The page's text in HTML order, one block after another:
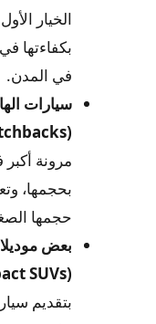
الخيار
بكفاءتها
في المدن.
سيارات
(Subcompact Hatchbacks):
مرونة
بحجمها،
حجمها
بعض
(Compact SUVs):
بتقديم